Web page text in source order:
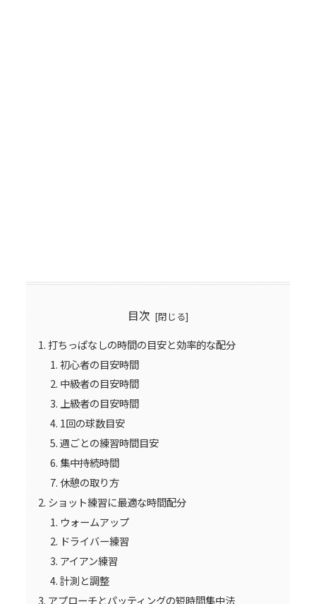
目次
打ちっぱなしの時間の目安と効率的な配分
初心者の目安時間
中級者の目安時間
上級者の目安時間
1回の球数目安
週ごとの練習時間目安
集中持続時間
休憩の取り方
ショット練習に最適な時間配分
ウォームアップ
ドライバー練習
アイアン練習
計測と調整
アプローチとパッティングの短時間集中法